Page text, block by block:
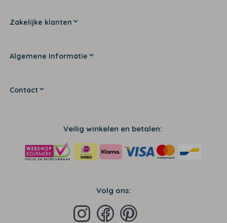
Zakelijke klanten
Algemene Informatie
Contact
Veilig winkelen en betalen:
Volg ons: